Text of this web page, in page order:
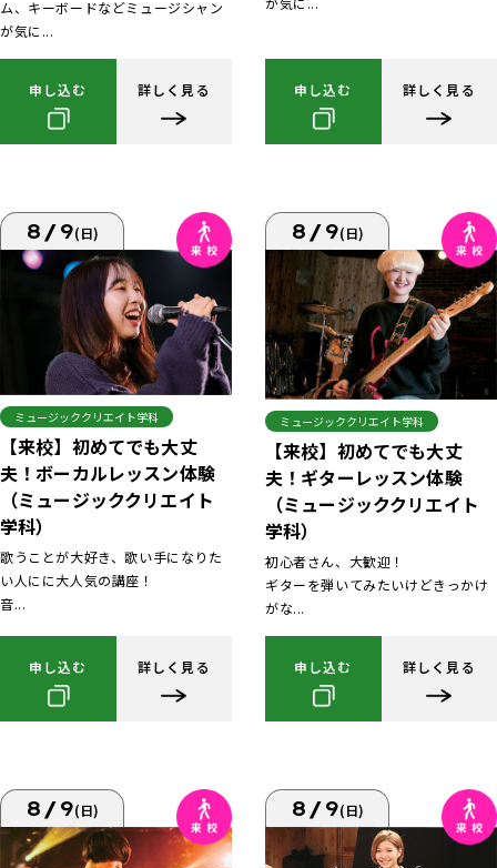
ム、キーボードなどミュージシャン
が気に...
申し込む 詳しく見る 申し込む 詳しく見る
8/9(日)
ミュージッククリエイト学科
【来校】初めてでも大丈
夫！ボーカルレッスン体験
（ミュージッククリエイト
学科）
歌うことが大好き、歌い手になりた
い人にに大人気の講座！
音...
申し込む 詳しく見る
8/9(日)
ミュージッククリエイト学科
【来校】初めてでも大丈
夫！ギターレッスン体験
（ミュージッククリエイト
学科）
初心者さん、大歓迎！
ギターを弾いてみたいけどきっかけ
がな...
申し込む 詳しく見る
8/9(日) 8/9(日)